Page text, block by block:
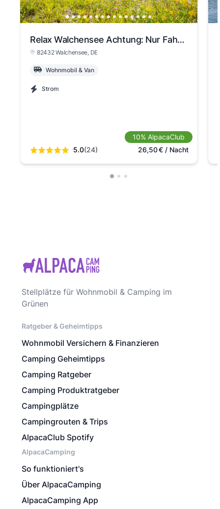
Relax Walchensee Achtung: Nur Fahrzeuge mit eigener Bordtoilette!!! KEINE ZELTE
82432 Walchensee, DE
Wohnmobil & Van
Strom
5.0(24)
10% AlpacaClub
26,50€/ Nacht
Stellplätze für Wohnmobil & Camping im
Grünen
Ratgeber & Geheimtipps
Wohnmobil Versichern & Finanzieren
Camping Geheimtipps
Camping Ratgeber
Camping Produktratgeber
Campingplätze
Campingrouten & Trips
AlpacaClub Spotify
AlpacaCamping
So funktioniert's
Über AlpacaCamping
AlpacaCamping App